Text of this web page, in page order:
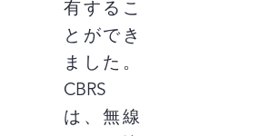
有するこ
とができ
ました。
CBRS
は、無線
要な情報
にアクセ
スできな
いことに
よるデジ